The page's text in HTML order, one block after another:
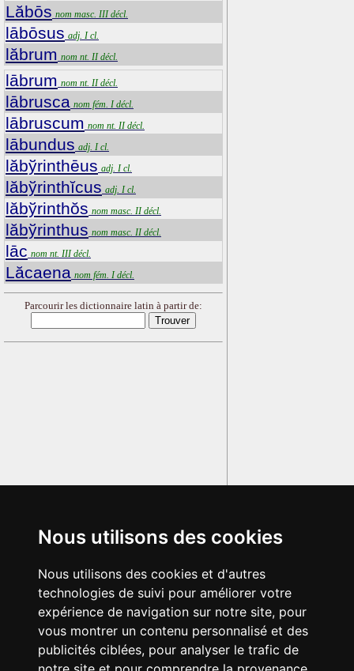
Nous utilisons des cookies
Nous utilisons des cookies et d'autres
technologies de suivi pour améliorer votre
expérience de navigation sur notre site, pour
vous montrer un contenu personnalisé et des
publicités ciblées, pour analyser le trafic de
Lăbōs nom masc. III décl.
lābōsus adj. I cl.
lăbrum nom nt. II décl.
lābrum nom nt. II décl.
lābrusca nom fém. I décl.
lābruscum nom nt. II décl.
lābundus adj. I cl.
lăbўrinthēus adj. I cl.
lăbўrinthĭcus adj. I cl.
lăbўrinthŏs nom masc. II décl.
lăbўrinthus nom masc. II décl.
lāc nom nt. III décl.
Lăcaena nom fém. I décl.
Parcourir les dictionnaire latin à partir de: